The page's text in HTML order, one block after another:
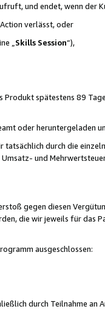
und endet, wenn der
verlässt, oder
„ Skills Session“),
spätestens 89
oder heruntergeladen
tatsächlich durch die
und
gegen diesen
die wir jeweils für das
ausgeschlossen:
durch Teilnahme an